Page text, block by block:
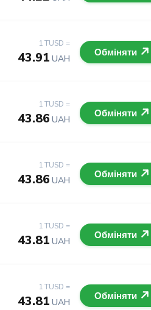
1 TUSD =
43.91 UAH
Обміняти
1 TUSD =
43.86 UAH
Обміняти
1 TUSD =
43.86 UAH
Обміняти
1 TUSD =
43.81 UAH
Обміняти
1 TUSD =
43.81 UAH
Обміняти